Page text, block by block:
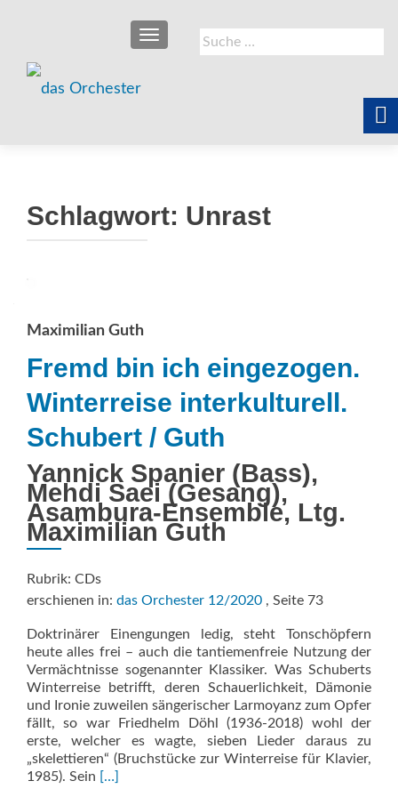
Suche
nach:
SCHALTE NAVIGATION
Schlagwort: Unrast
Maximilian Guth
Fremd bin ich eingezogen.
Winterreise interkulturell.
Schubert / Guth
Yannick Spanier (Bass),
Mehdi Saei (Gesang),
Asambura-Ensemble, Ltg.
Maximilian Guth
Rubrik: CDs
erschienen in: das Orchester 12/2020 , Seite 73
Doktrinärer Einengungen ledig, steht Tonschöpfern
heute alles frei – auch die tantiemenfreie Nutzung der
Vermächtnisse sogenannter Klassiker. Was Schuberts
Winterreise betrifft, deren Schauerlichkeit, Dämonie
und Ironie zuweilen sängerischer Larmoyanz zum Opfer
fällt, so war Friedhelm Döhl (1936-2018) wohl der
erste, welcher es wagte, sieben Lieder daraus zu
„skelettieren“ (Bruchstücke zur Winterreise für Klavier,
1985). Sein Read
[…]